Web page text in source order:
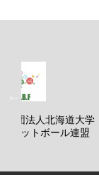
社団法人北海道大学
ケットボール連盟